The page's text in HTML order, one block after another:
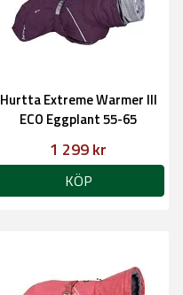
Hurtta Extreme Warmer III
ECO Eggplant 55-65
1 299 kr
KÖP